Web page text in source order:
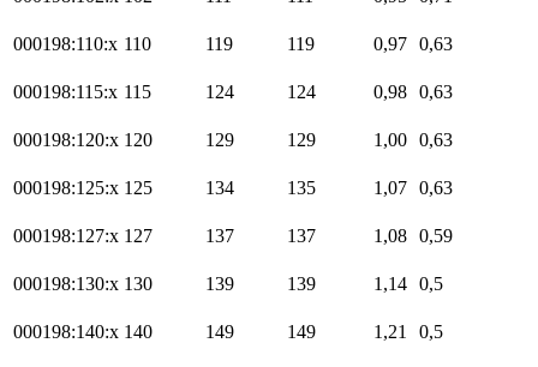
000198:110:x 110 119 119 0,97 0,63
000198:115:x 115 124 124 0,98 0,63
000198:120:x 120 129 129 1,00 0,63
000198:125:x 125 134 135 1,07 0,63
000198:127:x 127 137 137 1,08 0,59
000198:130:x 130 139 139 1,14 0,5
000198:140:x 140 149 149 1,21 0,5